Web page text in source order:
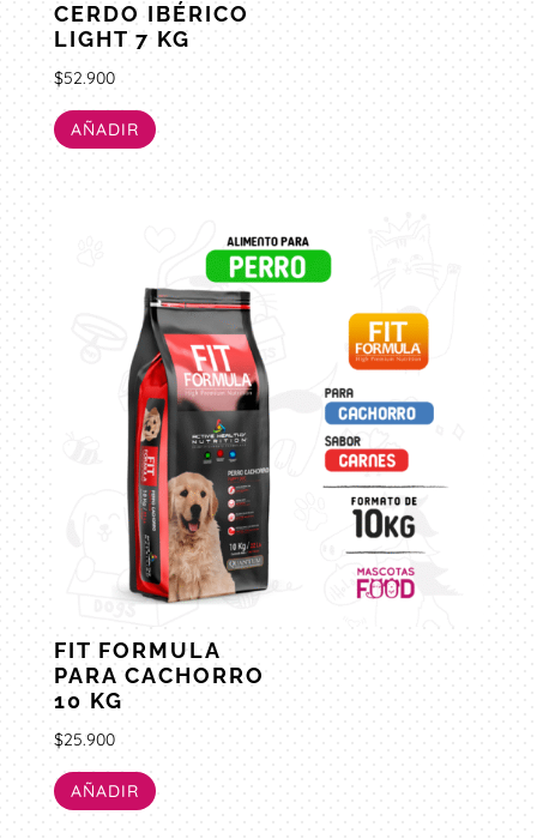
CERDO IBÉRICO
LIGHT 7 KG
$52.900
AÑADIR
FIT FORMULA
PARA CACHORRO
10 KG
$25.900
AÑADIR